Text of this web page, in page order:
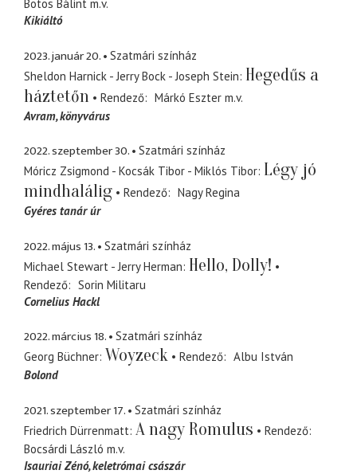
Botos Bálint m.v.
Kikiáltó
2023. január 20.
Szatmári színház
Sheldon Harnick - Jerry Bock - Joseph Stein Hegedűs a
háztetőn
Rendező Márkó Eszter m.v.
Avram könyvárus
2022. szeptember 30.
Szatmári színház
Móricz Zsigmond - Kocsák Tibor - Miklós Tibor Légy jó
mindhalálig
Rendező
Nagy Regina
Gyéres tanár úr
2022. május 13.
Szatmári színház
Michael Stewart - Jerry Herman Hello, Dolly!
Rendező
Sorin Militaru
Cornelius Hackl
2022. március 18.
Szatmári színház
Georg Büchner Woyzeck Rendező
Albu István
Bolond
2021. szeptember 17.
Szatmári színház
Friedrich Dürrenmatt A nagy Romulus
Rendező
Bocsárdi László m.v.
Isauriai Zénó keletrómai császár